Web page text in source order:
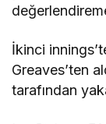
İkinci
Greaves’ten
tarafından